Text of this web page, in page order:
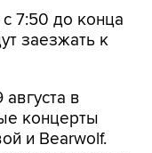
в
и Bearwolf.
фестиваля